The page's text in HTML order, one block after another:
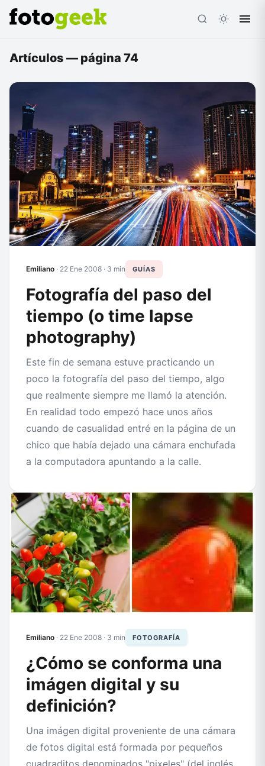
ESC
Artículos — página 74
Emiliano · 22 Ene 2008 · 3 min GUÍAS
Fotografía del paso del
tiempo (o time lapse
photography)
Este fin de semana estuve practicando un
poco la fotografía del paso del tiempo, algo
que realmente siempre me llamó la atención.
En realidad todo empezó hace unos años
cuando de casualidad entré en la página de un
chico que había dejado una cámara enchufada
a la computadora apuntando a la calle.
Emiliano · 22 Ene 2008 · 3 min FOTOGRAFÍA
¿Cómo se conforma una
imágen digital y su
definición?
Una imágen digital proveniente de una cámara
de fotos digital está formada por pequeños
cuadraditos denominados "pixeles" (del inglés